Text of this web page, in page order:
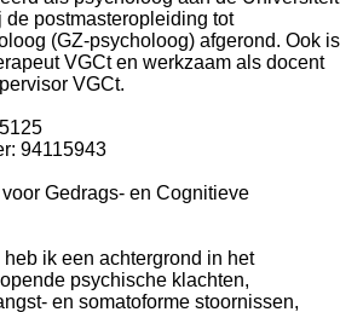
de postmasteropleiding tot
(GZ-psycholoog) afgerond. Ook is
VGCt en werkzaam als docent
VGCt.
94115943
Gedrags- en Cognitieve
ik een achtergrond in het
psychische klachten,
en somatoforme stoornissen,